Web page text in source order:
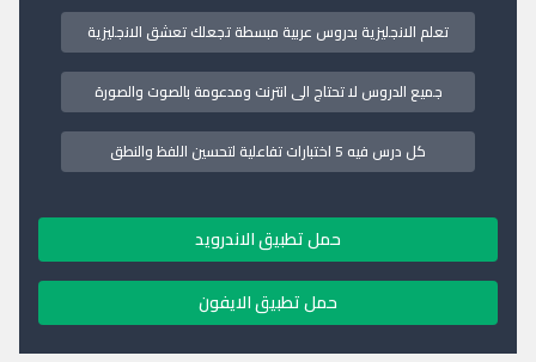
تعلم الانجليزية بدروس عربية مبسطة تجعلك تعشق الانجليزية
جميع الدروس لا تحتاج الى انترنت ومدعومة بالصوت والصورة
كل درس فيه 5 اختبارات تفاعلية لتحسين اللفظ والنطق
حمل تطبيق الاندرويد
حمل تطبيق الايفون